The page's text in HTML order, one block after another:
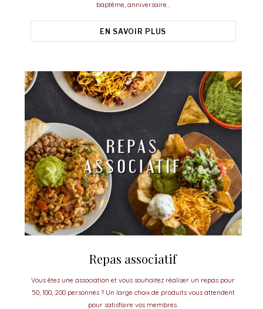
baptême, anniversaire…
EN SAVOIR PLUS
Repas associatif
Vous êtes une association et vous souhaitez réaliser un repas pour
50, 100, 200 personnes ? Un large choix de produits vous attendent
pour satisfaire vos membres.